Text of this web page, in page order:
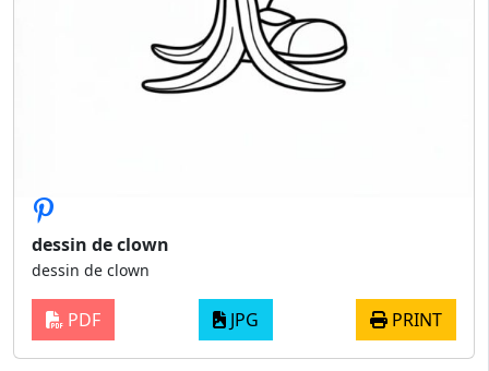
dessin de clown
dessin de clown
PDF JPG PRINT